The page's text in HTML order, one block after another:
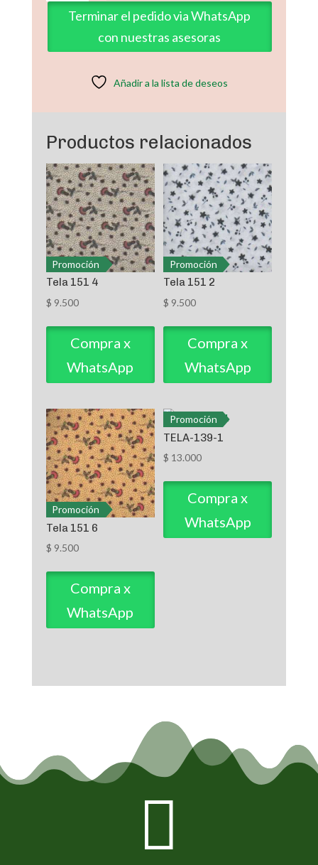
cantidad
Terminar el pedido via WhatsApp
con nuestras asesoras
Añadir a la lista de deseos
Productos relacionados
Promoción
Tela 151 4
$ 9.500
Compra x
WhatsApp
Promoción
Tela 151 2
$ 9.500
Compra x
WhatsApp
Promoción
Tela 151 6
$ 9.500
Compra x
WhatsApp
Promoción
TELA-139-1
$ 13.000
Compra x
WhatsApp
